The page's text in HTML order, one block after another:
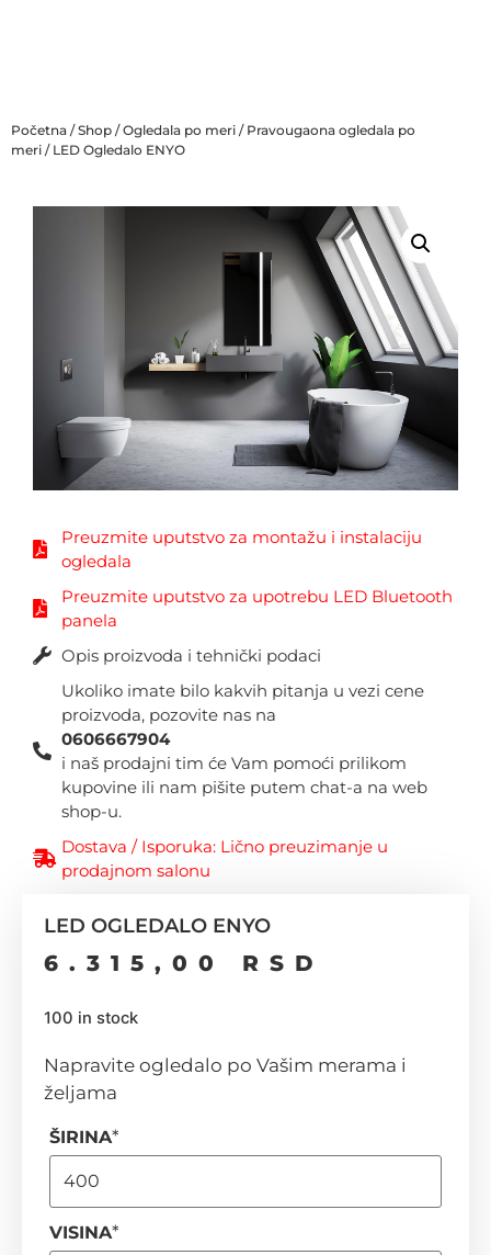
Početna /Shop /Ogledala po meri / Pravougaona ogledala po
meri / LED Ogledalo ENYO
Preuzmite uputstvo za montažu i instalaciju
ogledala
Preuzmite uputstvo za upotrebu LED Bluetooth
panela
Opis proizvoda i tehnički podaci
Ukoliko imate bilo kakvih pitanja u vezi cene
proizvoda, pozovite nas na
0606667904
i naš prodajni tim će Vam pomoći prilikom
kupovine ili nam pišite putem chat-a na web
shop-u.
Dostava / Isporuka: Lično preuzimanje u
prodajnom salonu
LED OGLEDALO ENYO
6.315,00 RSD
100 in stock
Napravite ogledalo po Vašim merama i
željama
ŠIRINA*
VISINA*